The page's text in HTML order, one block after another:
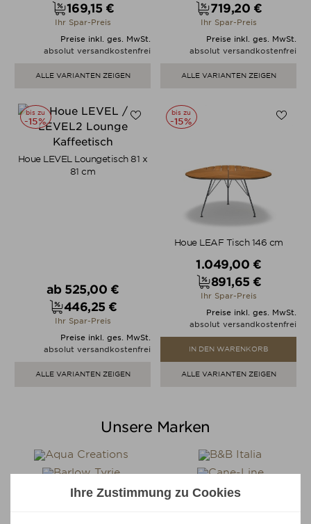
Preis
169,15 €
Ihr Spar-Preis
Preise inkl. ges. MwSt.
absolut versandkostenfrei
ALLE VARIANTEN ZEIGEN
Preis
719,20 €
Ihr Spar-Preis
Preise inkl. ges. MwSt.
absolut versandkostenfrei
ALLE VARIANTEN ZEIGEN
bis zu
-15%
Houe LEVEL Loungetisch 81 x
81 cm
Verkaufspreis
ab 525,00 €
Preis
446,25 €
Ihr Spar-Preis
Preise inkl. ges. MwSt.
absolut versandkostenfrei
ALLE VARIANTEN ZEIGEN
bis zu
-15%
Houe LEAF Tisch 146 cm
Verkaufspreis
1.049,00 €
Preis
891,65 €
Ihr Spar-Preis
Preise inkl. ges. MwSt.
absolut versandkostenfrei
IN DEN WARENKORB
ALLE VARIANTEN ZEIGEN
Unsere Marken
Ihre Zustimmung zu Cookies